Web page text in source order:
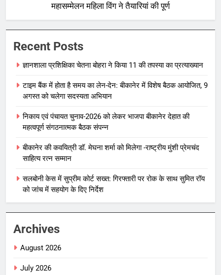
महासम्मेलन महिला विंग ने तैयारियां की पूर्ण
Recent Posts
ज्ञानशाला प्रशिक्षिका चेतना बोहरा ने किया 11 की तपस्या का प्रत्याख्यान
टाइम बैंक में होता है समय का लेन-देन: बीकानेर में विशेष बैठक आयोजित, 9
अगस्त को चलेगा सदस्यता अभियान
निकाय एवं पंचायत चुनाव-2026 को लेकर भाजपा बीकानेर देहात की
महत्वपूर्ण संगठनात्मक बैठक संपन्न
बीकानेर की कवयित्री डॉ. मेघना शर्मा को मिलेगा -राष्ट्रीय मुंशी प्रेमचंद
साहित्य रत्न सम्मान
सलबोनी केस में सुप्रीम कोर्ट सख्त: गिरफ्तारी पर रोक के साथ सुमित रॉय
को जांच में सहयोग के दिए निर्देश
Archives
August 2026
July 2026